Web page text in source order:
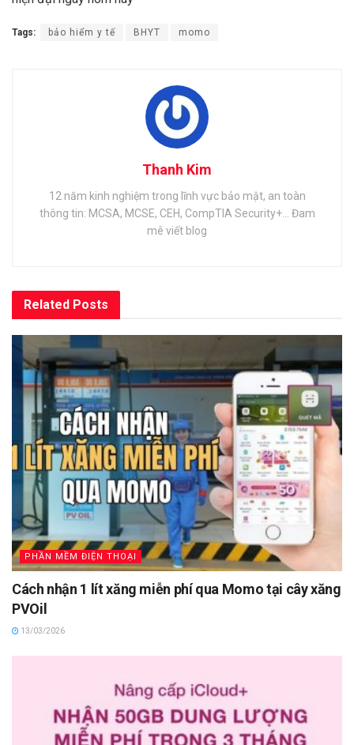
Tags: bảo hiểm y tế BHYT momo
Thanh Kim
12 năm kinh nghiệm trong lĩnh vực bảo mật, an toàn
thông tin: MCSA, MCSE, CEH, CompTIA Security+... Đam
mê viết blog
Related Posts
PHẦN MỀM ĐIỆN THOẠI
Cách nhận 1 lít xăng miễn phí qua Momo tại cây xăng
PVOil
13/03/2026